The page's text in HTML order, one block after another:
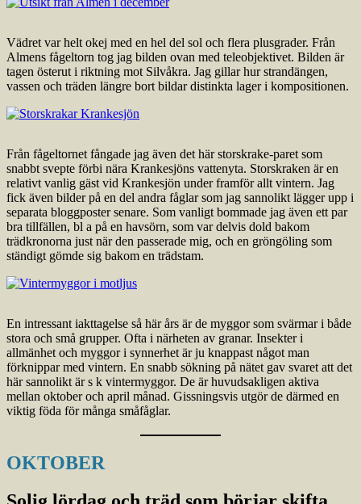
Vädret var helt okej med en hel del sol och flera plusgrader. Från
Almens fågeltorn tog jag bilden ovan med teleobjektivet. Bilden är
tagen österut i riktning mot Silvåkra. Jag gillar hur strandängen,
vassen och träden längre bort bildar distinkta lager i kompositionen.
Från fågeltornet fångade jag även det här storskrake-paret som
snabbt svepte förbi nära Krankesjöns vattenyta. Storskraken är en
relativt vanlig gäst vid Krankesjön under framför allt vintern. Jag
fick även bilder på en del andra fåglar som jag sannolikt lägger upp i
separata bloggposter senare. Som vanligt bommade jag även ett par
bra tillfällen, bl a på en havsörn, som var delvis dold bakom
trädkronorna just när den passerade mig, och en gröngöling som
ständigt gömde sig bakom en trädstam.
En intressant iakttagelse så här års är de myggor som svärmar i både
stora och små grupper. Ofta i närheten av granar. Insekter i
allmänhet och myggor i synnerhet är ju knappast något man
förknippar med vintern. En snabb sökning på nätet gav svaret att det
här sannolikt är s k vintermyggor. De är huvudsakligen aktiva
mellan oktober och april månad. Gissningsvis utgör de därmed en
viktig föda för många småfåglar.
OKTOBER